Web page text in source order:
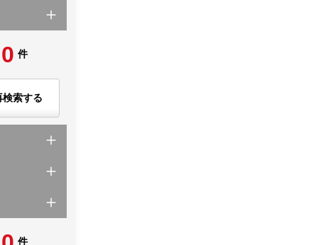
0 件
検索する
件